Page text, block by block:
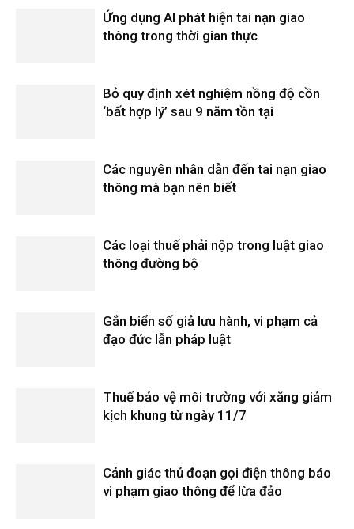
Ứng dụng AI phát hiện tai nạn giao
thông trong thời gian thực
Bỏ quy định xét nghiệm nồng độ cồn
‘bất hợp lý’ sau 9 năm tồn tại
Các nguyên nhân dẫn đến tai nạn giao
thông mà bạn nên biết
Các loại thuế phải nộp trong luật giao
thông đường bộ
Gắn biển số giả lưu hành, vi phạm cả
đạo đức lẫn pháp luật
Thuế bảo vệ môi trường với xăng giảm
kịch khung từ ngày 11/7
Cảnh giác thủ đoạn gọi điện thông báo
vi phạm giao thông để lừa đảo